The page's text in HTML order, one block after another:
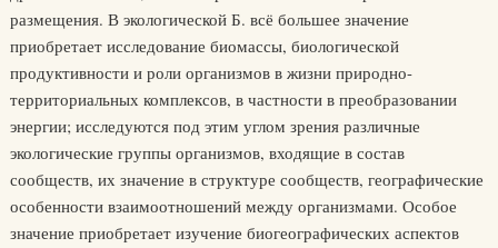
размещения. В экологической Б. всё большее значение
приобретает исследование биомассы, биологической
продуктивности и роли организмов в жизни природно-
территориальных комплексов, в частности в преобразовании
энергии; исследуются под этим углом зрения различные
экологические группы организмов, входящие в состав
сообществ, их значение в структуре сообществ, географические
особенности взаимоотношений между организмами. Особое
значение приобретает изучение биогеографических аспектов